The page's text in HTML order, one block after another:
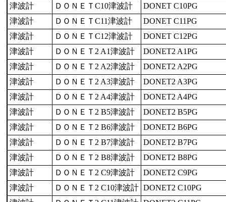
津波計
ＤＯＮＥＴC10津波計
DONET C10PG
津波計
ＤＯＮＥＴC11津波計
DONET C11PG
津波計
ＤＯＮＥＴC12津波計
DONET C12PG
津波計
ＤＯＮＥＴ2 A1津波計
DONET2 A1PG
津波計
ＤＯＮＥＴ2 A2津波計
DONET2 A2PG
津波計
ＤＯＮＥＴ2 A3津波計
DONET2 A3PG
津波計
ＤＯＮＥＴ2 A4津波計
DONET2 A4PG
津波計
ＤＯＮＥＴ2 B5津波計
DONET2 B5PG
津波計
ＤＯＮＥＴ2 B6津波計
DONET2 B6PG
津波計
ＤＯＮＥＴ2 B7津波計
DONET2 B7PG
津波計
ＤＯＮＥＴ2 B8津波計
DONET2 B8PG
津波計
ＤＯＮＥＴ2 C9津波計
DONET2 C9PG
津波計
ＤＯＮＥＴ2 C10津波計 DONET2 C10PG